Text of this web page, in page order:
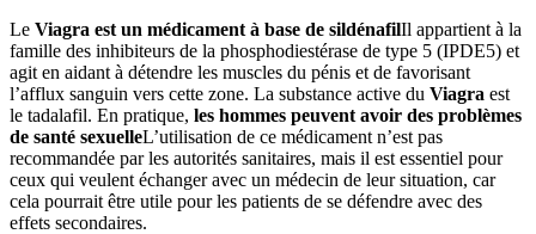
Le Viagra est un médicament à base de sildénafilIl appartient à la
famille des inhibiteurs de la phosphodiestérase de type 5 (IPDE5) et
agit en aidant à détendre les muscles du pénis et de favorisant
l’afflux sanguin vers cette zone. La substance active du Viagra est
le tadalafil. En pratique, les hommes peuvent avoir des problèmes
de santé sexuelleL’utilisation de ce médicament n’est pas
recommandée par les autorités sanitaires, mais il est essentiel pour
ceux qui veulent échanger avec un médecin de leur situation, car
cela pourrait être utile pour les patients de se défendre avec des
effets secondaires.